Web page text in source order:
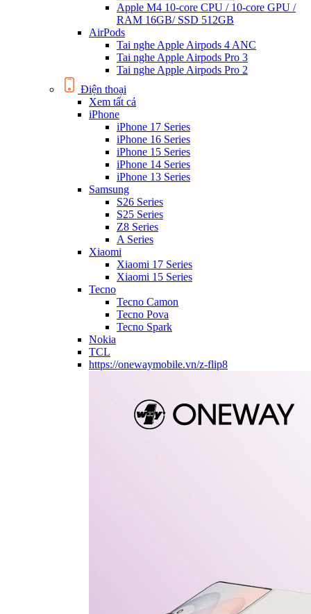
Apple M4 10-core CPU / 10-core GPU /
RAM 16GB/ SSD 512GB
AirPods
Tai nghe Apple Airpods 4 ANC
Tai nghe Apple Airpods Pro 3
Tai nghe Apple Airpods Pro 2
Điện thoại
Xem tất cả
iPhone
iPhone 17 Series
iPhone 16 Series
iPhone 15 Series
iPhone 14 Series
iPhone 13 Series
Samsung
S26 Series
S25 Series
Z8 Series
A Series
Xiaomi
Xiaomi 17 Series
Xiaomi 15 Series
Tecno
Tecno Camon
Tecno Pova
Tecno Spark
Nokia
TCL
https://onewaymobile.vn/z-flip8